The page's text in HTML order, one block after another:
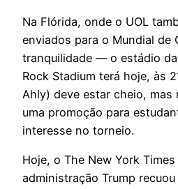
Na Flórida, onde o UOL
enviados para o Mundial de
tranquilidade — o estádio
Rock Stadium terá hoje, às
Ahly) deve estar cheio, mas
uma promoção para
interesse no torneio.
Hoje, o The New York
administração Trump